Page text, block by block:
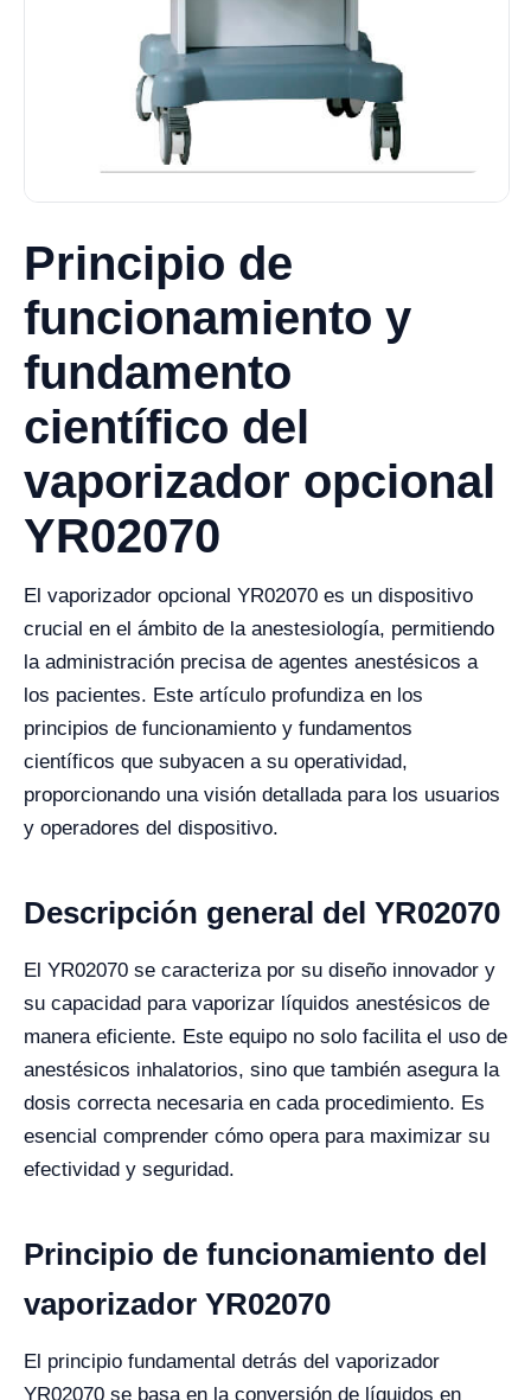
Principio de
funcionamiento y
fundamento
científico del
vaporizador opcional
YR02070
El vaporizador opcional YR02070 es un dispositivo
crucial en el ámbito de la anestesiología, permitiendo
la administración precisa de agentes anestésicos a
los pacientes. Este artículo profundiza en los
principios de funcionamiento y fundamentos
científicos que subyacen a su operatividad,
proporcionando una visión detallada para los usuarios
y operadores del dispositivo.
Descripción general del YR02070
El YR02070 se caracteriza por su diseño innovador y
su capacidad para vaporizar líquidos anestésicos de
manera eficiente. Este equipo no solo facilita el uso de
anestésicos inhalatorios, sino que también asegura la
dosis correcta necesaria en cada procedimiento. Es
esencial comprender cómo opera para maximizar su
efectividad y seguridad.
Principio de funcionamiento del
vaporizador YR02070
El principio fundamental detrás del vaporizador
YR02070 se basa en la conversión de líquidos en